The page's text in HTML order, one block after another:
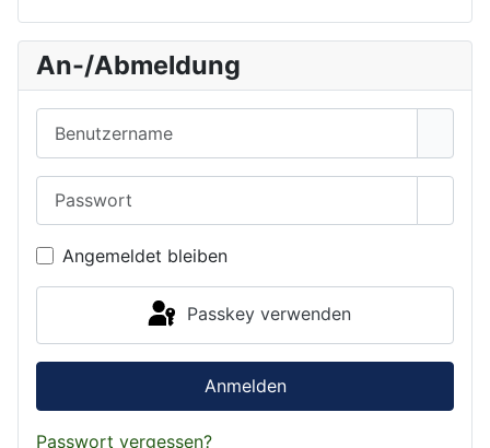
An-/Abmeldung
Angemeldet bleiben
Passkey verwenden
Anmelden
Passwort vergessen?